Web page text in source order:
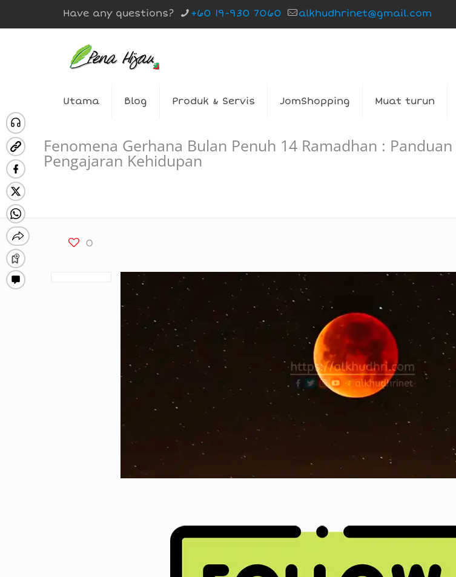
Have any questions? +60 19-930 7060 alkhudhrinet@gmail.com
Utama Blog Produk & Servis JomShopping Muat turun
Fenomena Gerhana Bulan Penuh 14 Ramadhan :
Pengajaran Kehidupan
0